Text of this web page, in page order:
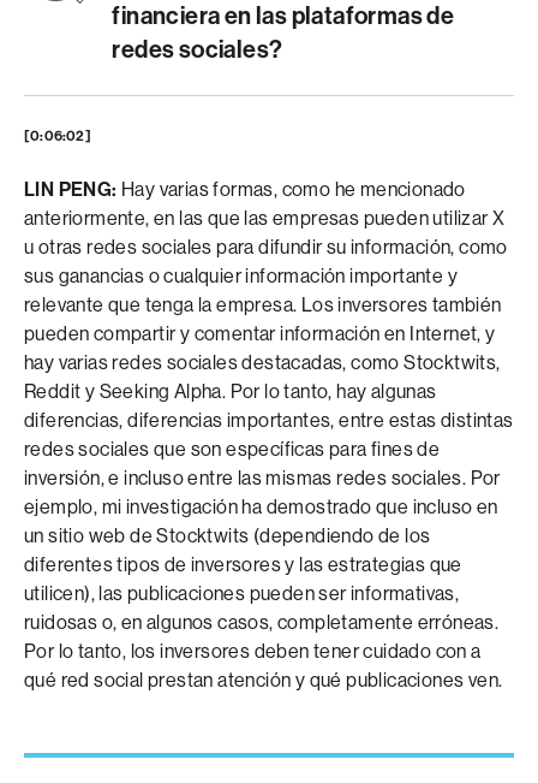
financiera en las plataformas de
redes sociales?
[0:06:02]
LIN PENG: Hay varias formas, como he mencionado
anteriormente, en las que las empresas pueden utilizar X
u otras redes sociales para difundir su información, como
sus ganancias o cualquier información importante y
relevante que tenga la empresa. Los inversores también
pueden compartir y comentar información en Internet, y
hay varias redes sociales destacadas, como Stocktwits,
Reddit y Seeking Alpha. Por lo tanto, hay algunas
diferencias, diferencias importantes, entre estas distintas
redes sociales que son específicas para fines de
inversión, e incluso entre las mismas redes sociales. Por
ejemplo, mi investigación ha demostrado que incluso en
un sitio web de Stocktwits (dependiendo de los
diferentes tipos de inversores y las estrategias que
utilicen), las publicaciones pueden ser informativas,
ruidosas o, en algunos casos, completamente erróneas.
Por lo tanto, los inversores deben tener cuidado con a
qué red social prestan atención y qué publicaciones ven.